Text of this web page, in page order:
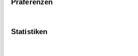
Statistiken